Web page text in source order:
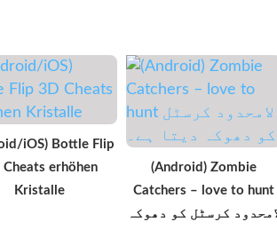
iOS) Bottle Flip
Cheats erhöhen
Kristalle
(Android) Zombie
Catchers – love to hunt
کرسٹل کو دھوکہ